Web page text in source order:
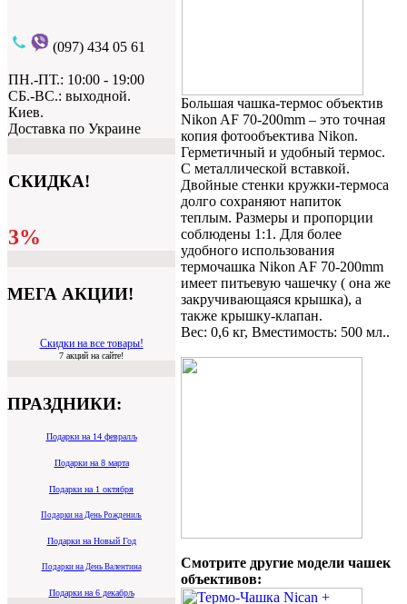
(097) 434 05 61
ПН.-ПТ.: 10:00 - 19:00
СБ.-ВС.: выходной.
Киев.
Доставка по Украине
СКИДКА!
3%
МЕГА АКЦИИ!
Скидки на все товары!
7 акций на сайте!
ПРАЗДНИКИ:
Подарки на 14 февралљ
Подарки на 8 марта
Подарки на 1 октября
Подарки на День Рождениљ
Подарки на Новый Год
Подарки на День Валентина
Подарки на 6 декабрљ
Большая чашка-термос объектив
Nikon AF 70-200mm – это точная
копия фотообъектива Nikon.
Герметичный и удобный термос.
С металлической вставкой.
Двойные стенки кружки-термоса
долго сохраняют напиток
теплым. Размеры и пропорции
соблюдены 1:1. Для более
удобного использования
термочашка Nikon AF 70-200mm
имеет питьевую чашечку ( она же
закручивающаяся крышка), а
также крышку-клапан.
Вес: 0,6 кг, Вместимость: 500 мл..
Смотрите другие модели чашек
объективов: